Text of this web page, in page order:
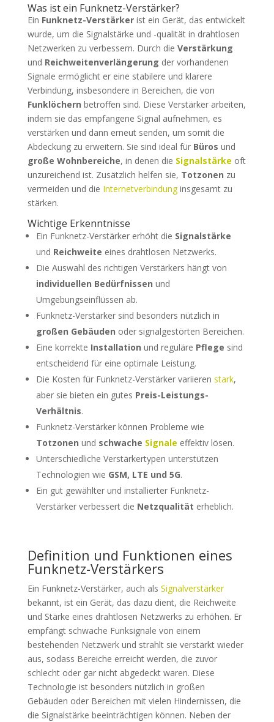
Was ist ein Funknetz-Verstärker?
Ein Funknetz-Verstärkerist ein Gerät, das entwickelt
wurde, um die Signalstärke und -qualität in drahtlosen
Netzwerken zu verbessern. Durch die Verstärkung
und Reichweitenverlängerung der vorhandenen
Signale ermöglicht er eine stabilere und klarere
Verbindung, insbesondere in Bereichen, die von
Funklöchern betroffen sind. Diese Verstärker arbeiten,
indem sie das empfangene Signal aufnehmen, es
verstärken und dann erneut senden, um somit die
Abdeckung zu erweitern. Sie sind ideal für Büros und
große Wohnbereiche, in denen die Signalstärke oft
unzureichend ist. Zusätzlich helfen sie, Totzonen zu
vermeiden und die Internetverbindunginsgesamt zu
stärken.
Wichtige Erkenntnisse
Ein Funknetz-Verstärker erhöht die Signalstärke
und Reichweite eines drahtlosen Netzwerks.
Die Auswahl des richtigen Verstärkers hängt von
individuellen Bedürfnissen und
Umgebungseinflüssen ab.
Funknetz-Verstärker sind besonders nützlich in
großen Gebäuden oder signalgestörten Bereichen.
Eine korrekte Installation und reguläre Pflege sind
entscheidend für eine optimale Leistung.
Die Kosten für Funknetz-Verstärker variieren stark,
aber sie bieten ein gutes Preis-Leistungs-
Verhältnis.
Funknetz-Verstärker können Probleme wie
Totzonen und schwache Signale effektiv lösen.
Unterschiedliche Verstärkertypen unterstützen
Technologien wie GSM, LTE und 5G.
Ein gut gewählter und installierter Funknetz-
Verstärker verbessert die Netzqualität erheblich.
Definition und Funktionen eines
Funknetz-Verstärkers
Ein Funknetz-Verstärker, auch als Signalverstärker
bekannt, ist ein Gerät, das dazu dient, die Reichweite
und Stärke eines drahtlosen Netzwerks zu erhöhen. Er
empfängt schwache Funksignale von einem
bestehenden Netzwerk und strahlt sie verstärkt wieder
aus, sodass Bereiche erreicht werden, die zuvor
schlecht oder gar nicht abgedeckt waren. Diese
Technologie ist besonders nützlich in großen
Gebäuden oder Bereichen mit vielen Hindernissen, die
die Signalstärke beeinträchtigen können. Neben der